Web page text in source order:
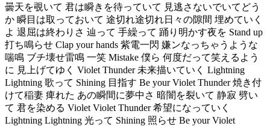
曇天を覗いて 君は瞬きを待っていて 見逃さないでいてどう
か 瞬目は取っておいて 途切れ途切れ日々の隙間 埋めていく
よ 退屈は終わりさ 辿って 手繰って 踊り明かす夜を Stand up
打ち鳴らせ Clap your hands 紫電一閃 嫌ンなっちゃうような
喘鳴 ブチ壊せ雷鳴 一笑 Mistake 僕ら 何度だって笑えるよう
に 見上げてゆく Violet Thunder 未来描いていく Lightning
Lightning 歌って Shining 目指す Be your Violet Thunder 焼き付
けて稲妻 痺れた あの瞬間に夢中さ 暗闇を裂いて 静寂 劈い
て 君を染める Violet Violet Thunder 希望になっていく
Lightning Lightning 光って Shining 照らせ Be your Violet